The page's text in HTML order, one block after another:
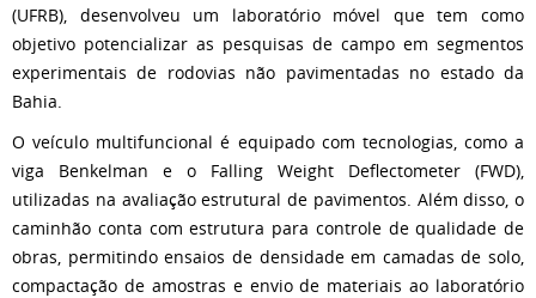
(UFRB), desenvolveu um laboratório móvel que tem como
objetivo potencializar as pesquisas de campo em segmentos
experimentais de rodovias não pavimentadas no estado da
Bahia.
O veículo multifuncional é equipado com tecnologias, como a
viga Benkelman e o Falling Weight Deflectometer (FWD),
utilizadas na avaliação estrutural de pavimentos. Além disso, o
caminhão conta com estrutura para controle de qualidade de
obras, permitindo ensaios de densidade em camadas de solo,
compactação de amostras e envio de materiais ao laboratório